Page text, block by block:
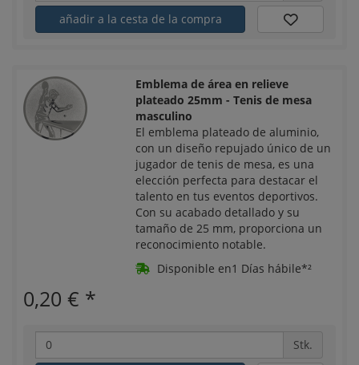
añadir a la cesta de la compra
Emblema de área en relieve
plateado 25mm - Tenis de mesa
masculino
El emblema plateado de aluminio,
con un diseño repujado único de un
jugador de tenis de mesa, es una
elección perfecta para destacar el
talento en tus eventos deportivos.
Con su acabado detallado y su
tamaño de 25 mm, proporciona un
reconocimiento notable.
Disponible en1 Días hábile*²
0,20 € *
Stk.